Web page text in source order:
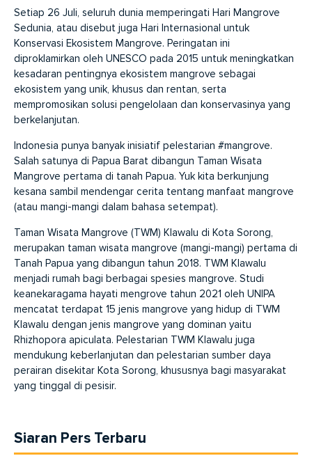
Setiap 26 Juli, seluruh dunia memperingati Hari Mangrove
Sedunia, atau disebut juga Hari Internasional untuk
Konservasi Ekosistem Mangrove. Peringatan ini
diproklamirkan oleh UNESCO pada 2015 untuk meningkatkan
kesadaran pentingnya ekosistem mangrove sebagai
ekosistem yang unik, khusus dan rentan, serta
mempromosikan solusi pengelolaan dan konservasinya yang
berkelanjutan.
Indonesia punya banyak inisiatif pelestarian #mangrove.
Salah satunya di Papua Barat dibangun Taman Wisata
Mangrove pertama di tanah Papua. Yuk kita berkunjung
kesana sambil mendengar cerita tentang manfaat mangrove
(atau mangi-mangi dalam bahasa setempat).
Taman Wisata Mangrove (TWM) Klawalu di Kota Sorong,
merupakan taman wisata mangrove (mangi-mangi) pertama di
Tanah Papua yang dibangun tahun 2018. TWM Klawalu
menjadi rumah bagi berbagai spesies mangrove. Studi
keanekaragama hayati mengrove tahun 2021 oleh UNIPA
mencatat terdapat 15 jenis mangrove yang hidup di TWM
Klawalu dengan jenis mangrove yang dominan yaitu
Rhizhopora apiculata. Pelestarian TWM Klawalu juga
mendukung keberlanjutan dan pelestarian sumber daya
perairan disekitar Kota Sorong, khususnya bagi masyarakat
yang tinggal di pesisir.
Siaran Pers Terbaru